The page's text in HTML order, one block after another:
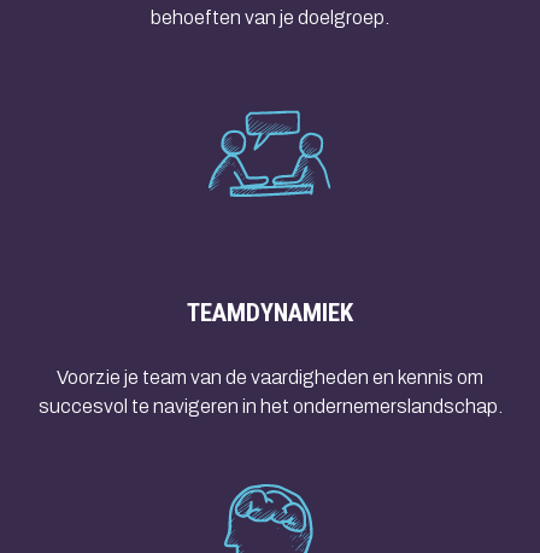
behoeften van je doelgroep.
TEAMDYNAMIEK
Voorzie je team van de vaardigheden en kennis om
succesvol te navigeren in het ondernemerslandschap.